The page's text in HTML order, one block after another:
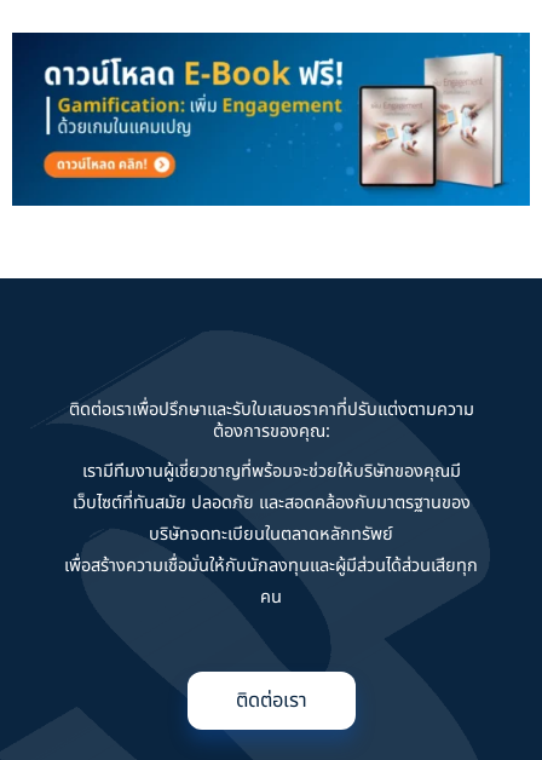
ติดต่อเราเพื่อปรึกษาและรับใบเสนอราคาที่ปรับแต่งตามความ
ต้องการของคุณ:
เรามีทีมงานผู้เชี่ยวชาญที่พร้อมจะช่วยให้บริษัทของคุณมี
เว็บไซต์ที่ทันสมัย ปลอดภัย และสอดคล้องกับมาตรฐานของ
บริษัทจดทะเบียนในตลาดหลักทรัพย์
เพื่อสร้างความเชื่อมั่นให้กับนักลงทุนและผู้มีส่วนได้ส่วนเสียทุก
คน
ติดต่อเรา